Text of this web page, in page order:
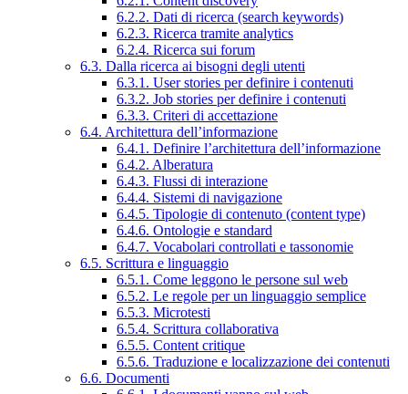
6.2.2. Dati di ricerca (search keywords)
6.2.3. Ricerca tramite analytics
6.2.4. Ricerca sui forum
6.3. Dalla ricerca ai bisogni degli utenti
6.3.1. User stories per definire i contenuti
6.3.2. Job stories per definire i contenuti
6.3.3. Criteri di accettazione
6.4. Architettura dell’informazione
6.4.1. Definire l’architettura dell’informazione
6.4.2. Alberatura
6.4.3. Flussi di interazione
6.4.4. Sistemi di navigazione
6.4.5. Tipologie di contenuto (content type)
6.4.6. Ontologie e standard
6.4.7. Vocabolari controllati e tassonomie
6.5. Scrittura e linguaggio
6.5.1. Come leggono le persone sul web
6.5.2. Le regole per un linguaggio semplice
6.5.3. Microtesti
6.5.4. Scrittura collaborativa
6.5.5. Content critique
6.5.6. Traduzione e localizzazione dei contenuti
6.6. Documenti